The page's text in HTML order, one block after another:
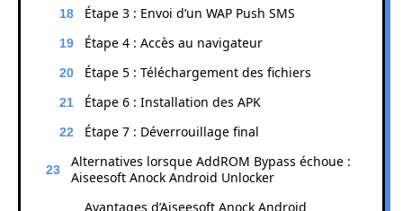
Étape 3 : Envoi d’un WAP Push SMS
Étape 4 : Accès au navigateur
Étape 5 : Téléchargement des fichiers
Étape 6 : Installation des APK
Étape 7 : Déverrouillage final
Alternatives lorsque AddROM Bypass échoue :
Aiseesoft Anock Android Unlocker
Avantages d’Aiseesoft Anock Android